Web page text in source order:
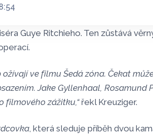
Guye Ritchieho. Ten zůstává
ve filmu Šedá zóna. Čekat
Jake Gyllenhaal, Rosamund
filmového zážitku,“řekl Kreuziger.
, která sleduje příběh dvou